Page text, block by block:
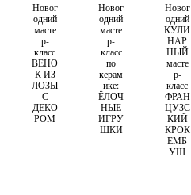
Новог
одний
масте
р-
класс
ВЕНО
К ИЗ
ЛОЗЫ
С
ДЕКО
РОМ
Новог
одний
масте
р-
класс
по
керам
ике:
ЁЛОЧ
НЫЕ
ИГРУ
ШКИ
Новог
одний
КУЛИ
НАР
НЫЙ
масте
р-
класс
ФРАН
ЦУЗС
КИЙ
КРОК
ЕМБ
УШ